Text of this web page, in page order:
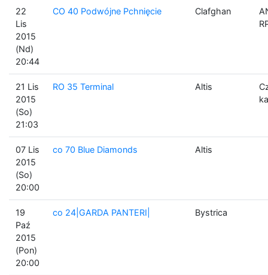
22
Lis
2015
(Nd)
20:44
CO 40 Podwójne Pchnięcie Clafghan
21 Lis
2015
(So)
21:03
RO 35 Terminal Altis
07 Lis
2015
(So)
20:00
co 70 Blue Diamonds Altis
19
Paź
2015
(Pon)
20:00
co 24|GARDA PANTERI| Bystrica